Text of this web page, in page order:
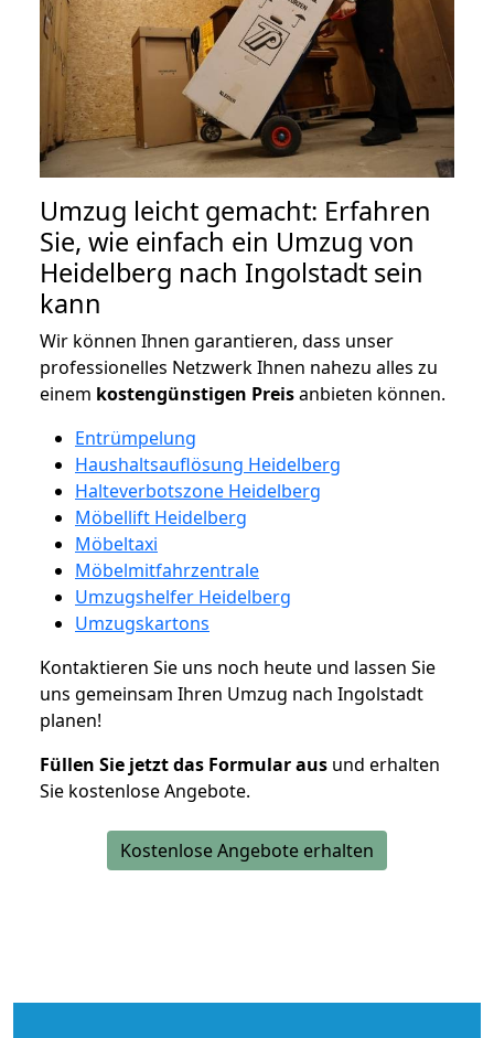
Umzug leicht gemacht: Erfahren
Sie, wie einfach ein Umzug von
Heidelberg nach Ingolstadt sein
kann
Wir können Ihnen garantieren, dass unser
professionelles Netzwerk Ihnen nahezu alles zu
einem kostengünstigen Preisanbieten können.
Entrümpelung
Haushaltsauflösung Heidelberg
Halteverbotszone Heidelberg
Möbellift Heidelberg
Möbeltaxi
Möbelmitfahrzentrale
Umzugshelfer Heidelberg
Umzugskartons
Kontaktieren Sie uns noch heute und lassen Sie
uns gemeinsam Ihren Umzug nach Ingolstadt
planen!
Füllen Sie jetzt das Formular aus und erhalten
Sie kostenlose Angebote.
Kostenlose Angebote erhalten